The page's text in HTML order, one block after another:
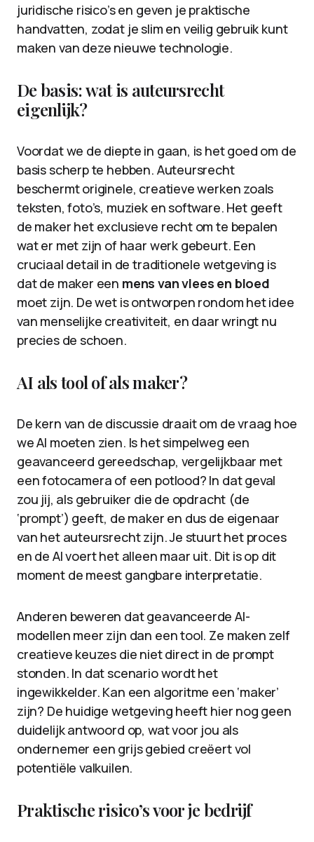
juridische risico’s en geven je praktische
handvatten, zodat je slim en veilig gebruik kunt
maken van deze nieuwe technologie.
De basis: wat is auteursrecht
eigenlijk?
Voordat we de diepte in gaan, is het goed om de
basis scherp te hebben. Auteursrecht
beschermt originele, creatieve werken zoals
teksten, foto’s, muziek en software. Het geeft
de maker het exclusieve recht om te bepalen
wat er met zijn of haar werk gebeurt. Een
cruciaal detail in de traditionele wetgeving is
dat de maker een mens van vlees en bloed
moet zijn. De wet is ontworpen rondom het idee
van menselijke creativiteit, en daar wringt nu
precies de schoen.
AI als tool of als maker?
De kern van de discussie draait om de vraag hoe
we AI moeten zien. Is het simpelweg een
geavanceerd gereedschap, vergelijkbaar met
een fotocamera of een potlood? In dat geval
zou jij, als gebruiker die de opdracht (de
‘prompt’) geeft, de maker en dus de eigenaar
van het auteursrecht zijn. Je stuurt het proces
en de AI voert het alleen maar uit. Dit is op dit
moment de meest gangbare interpretatie.
Anderen beweren dat geavanceerde AI-
modellen meer zijn dan een tool. Ze maken zelf
creatieve keuzes die niet direct in de prompt
stonden. In dat scenario wordt het
ingewikkelder. Kan een algoritme een ‘maker’
zijn? De huidige wetgeving heeft hier nog geen
duidelijk antwoord op, wat voor jou als
ondernemer een grijs gebied creëert vol
potentiële valkuilen.
Praktische risico’s voor je bedrijf